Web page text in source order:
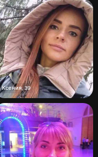
Ксения,39